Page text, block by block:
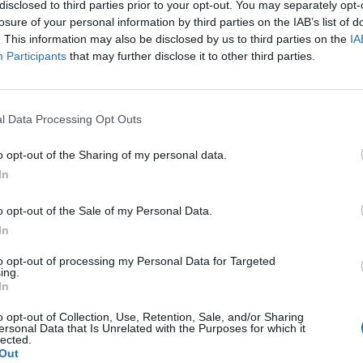
to third parties prior to your opt-out. You may separately
of your personal information by third parties on the IAB’s list of
This information may also be disclosed by us to third parties on the
Participants that may further disclose it to other third parties.
Data Processing Opt Outs
opt-out of the Sharing of my personal data.
opt-out of the Sale of my Personal Data.
opt-out of processing my Personal Data for Targeted
opt-out of Collection, Use, Retention, Sale, and/or Sharing
Data that Is Unrelated with the Purposes for which it
nas do preferowanych źródeł w Google
Inspektorat Farmaceutyczny ostrzega przed możliwą wadą
produktu przeznaczonego dla pacjentów z nadciśnieniem
całego kraju serii leku.
RÓWNIEŻ: